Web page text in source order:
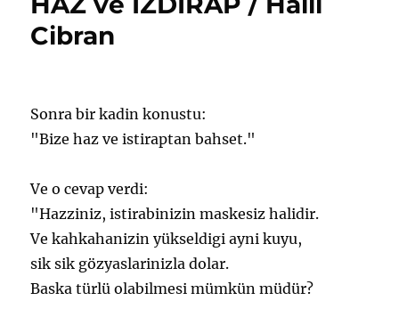
için
Cibran
Sonra bir kadin konustu:
"Bize haz ve istiraptan bahset."
Ve o cevap verdi:
"Hazziniz, istirabinizin maskesiz halidir.
Ve kahkahanizin yükseldigi ayni kuyu,
sik sik gözyaslarinizla dolar.
Baska türlü olabilmesi mümkün müdür?